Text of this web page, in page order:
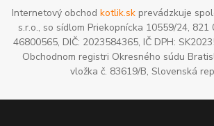
Internetový obchod kotlik.skprevádzkuje
s.r.o., so sídlom Priekopnícka 10559/24, 821
46800565, DIČ: 2023584365, IČ DPH:
Obchodnom registri Okresného súdu
vložka č. 83619/B, Slovenská